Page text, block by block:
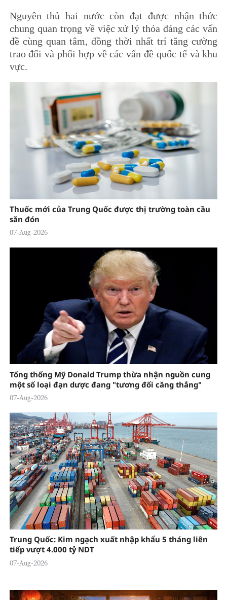
Nguyên thủ hai nước còn đạt được nhận thức
chung quan trọng về việc xử lý thỏa đáng các vấn
đề cùng quan tâm, đồng thời nhất trí tăng cường
trao đổi và phối hợp về các vấn đề quốc tế và khu
vực.
Thuốc mới của Trung Quốc được thị trường toàn cầu
săn đón
07-Aug-2026
Tổng thống Mỹ Donald Trump thừa nhận nguồn cung
một số loại đạn dược đang "tương đối căng thẳng"
07-Aug-2026
Trung Quốc: Kim ngạch xuất nhập khẩu 5 tháng liên
tiếp vượt 4.000 tỷ NDT
07-Aug-2026